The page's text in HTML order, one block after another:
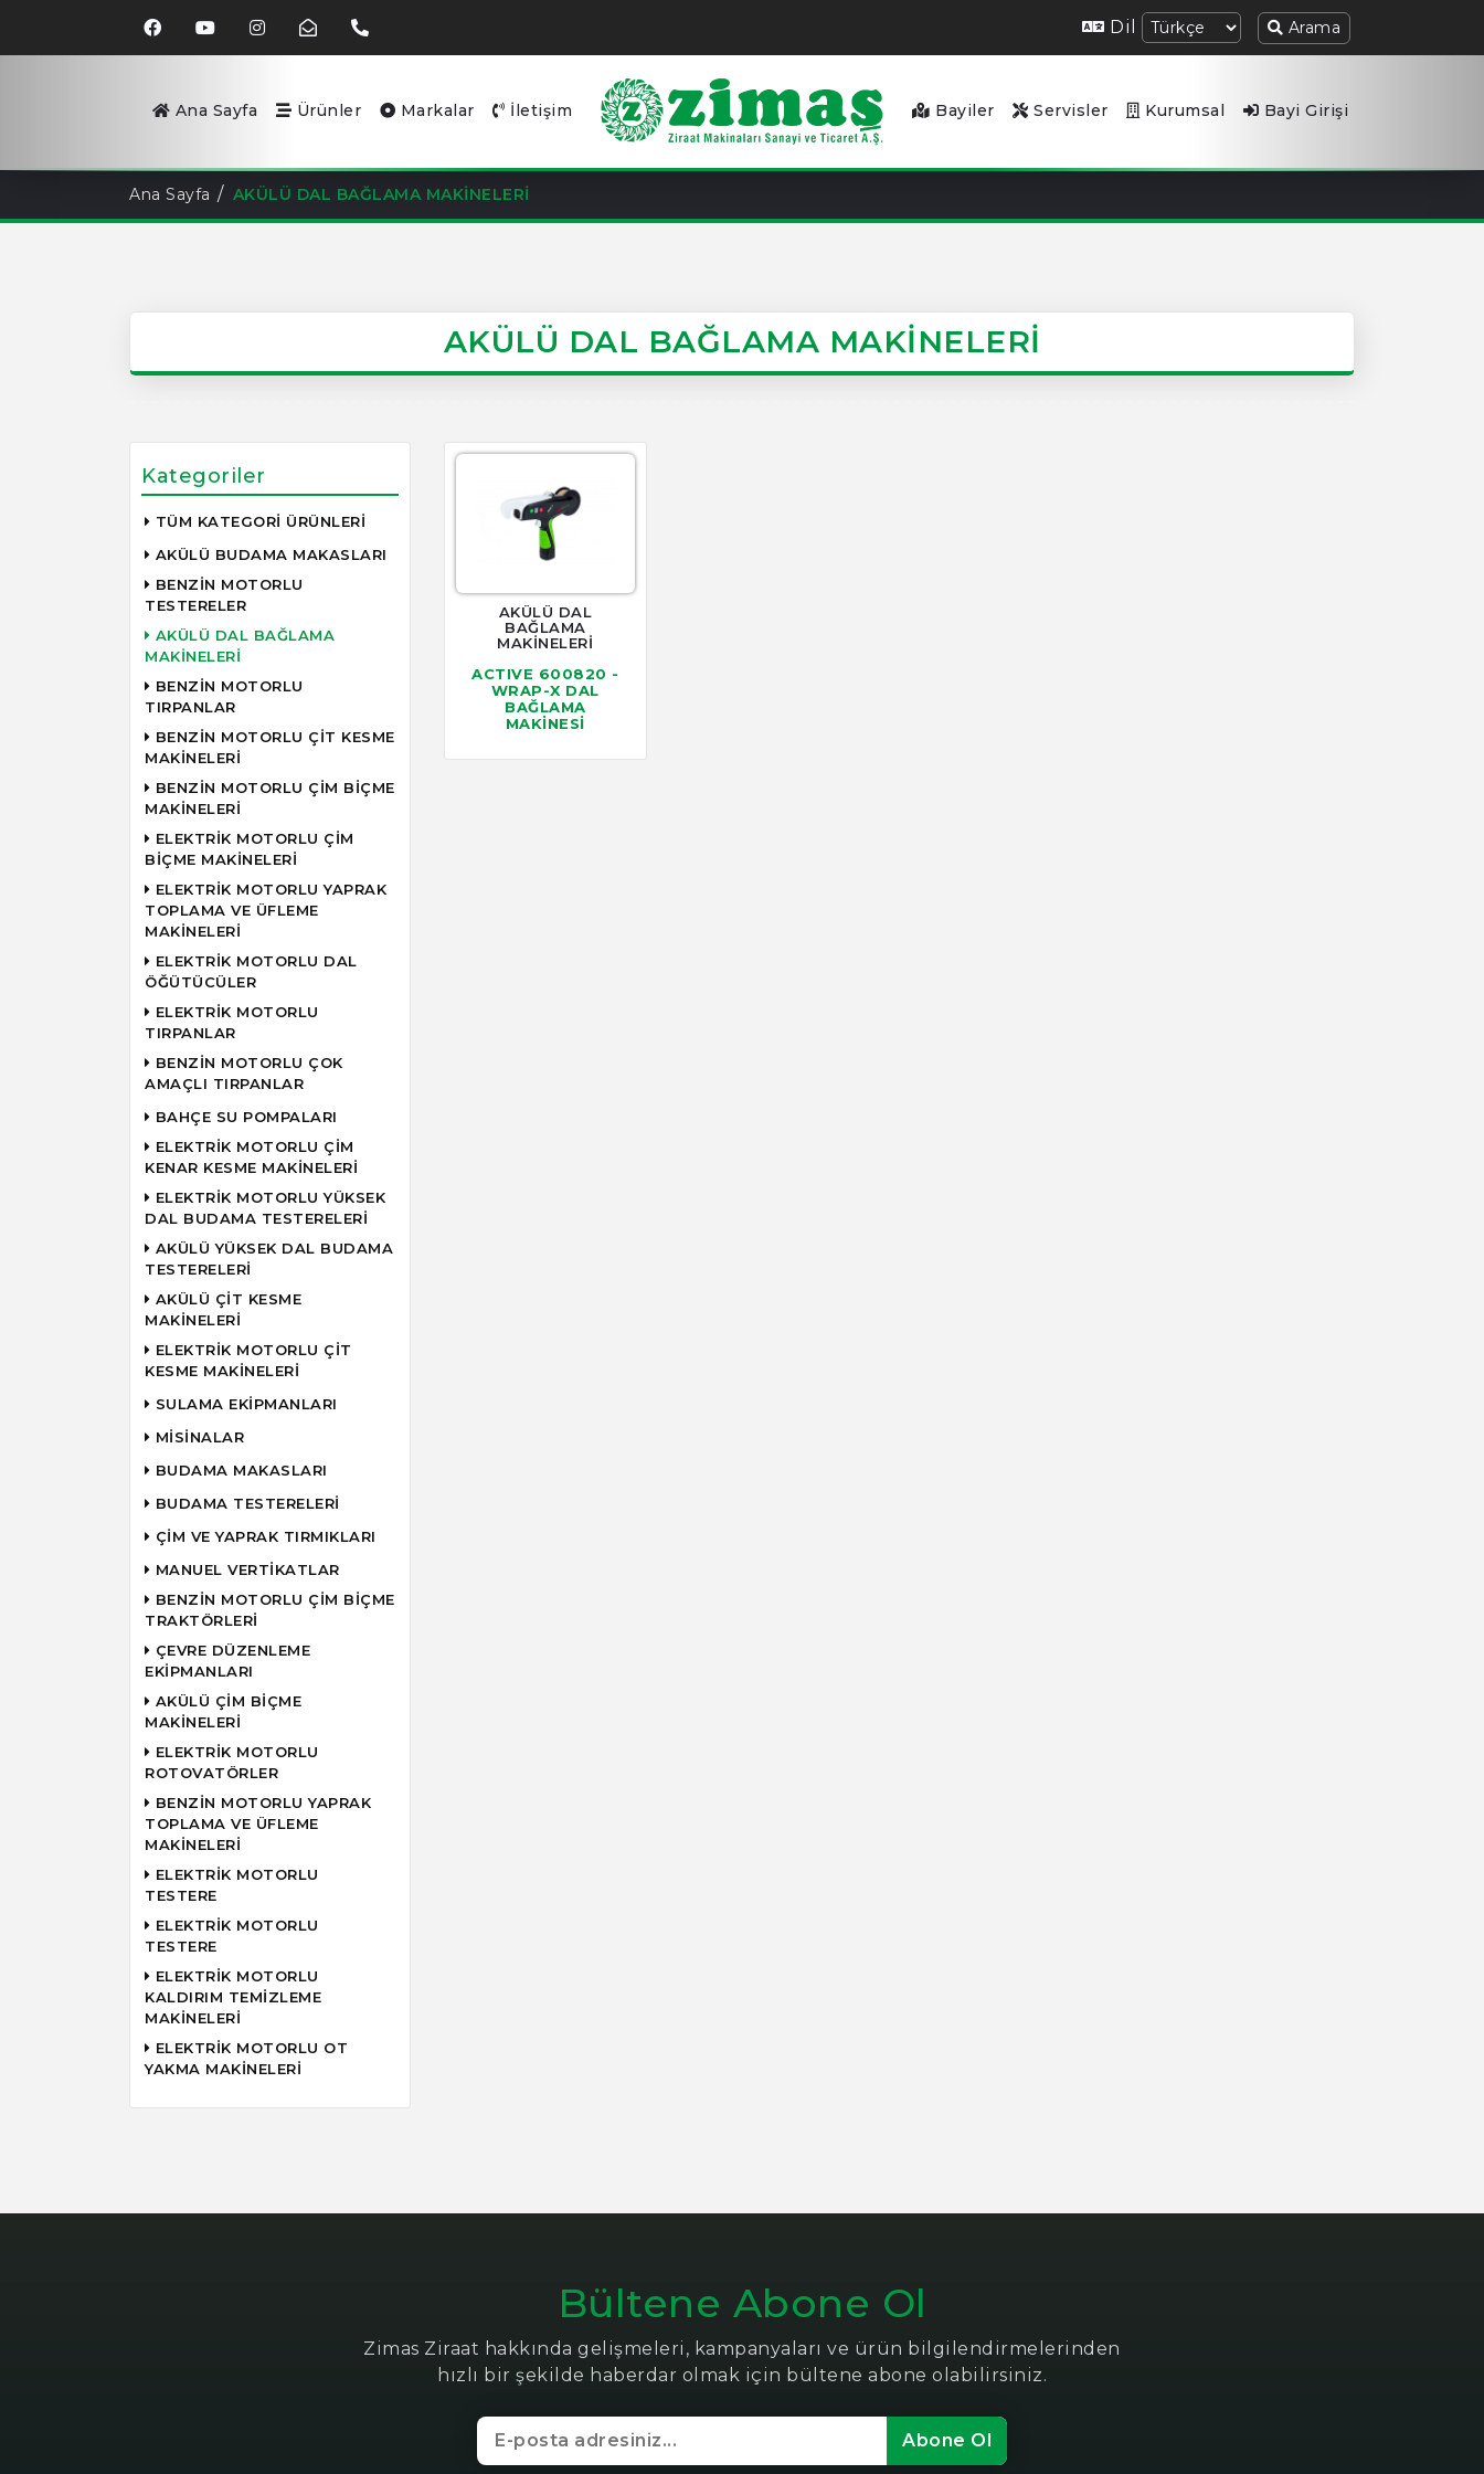
Dil Arama
Ana Sayfa Ürünler Markalar İletişim Bayiler Servisler Kurumsal Bayi Girişi
Ana Sayfa AKÜLÜ DAL BAĞLAMA MAKİNELERİ
AKÜLÜ DAL BAĞLAMA MAKİNELERİ
Kategoriler
TÜM KATEGORİ ÜRÜNLERİ
AKÜLÜ BUDAMA MAKASLARI
BENZİN MOTORLU
TESTERELER
AKÜLÜ DAL BAĞLAMA
MAKİNELERİ
BENZİN MOTORLU
TIRPANLAR
BENZİN MOTORLU ÇİT KESME
MAKİNELERİ
BENZİN MOTORLU ÇİM BİÇME
MAKİNELERİ
ELEKTRİK MOTORLU ÇİM
BİÇME MAKİNELERİ
ELEKTRİK MOTORLU YAPRAK
TOPLAMA VE ÜFLEME
MAKİNELERİ
ELEKTRİK MOTORLU DAL
ÖĞÜTÜCÜLER
ELEKTRİK MOTORLU
TIRPANLAR
BENZİN MOTORLU ÇOK
AMAÇLI TIRPANLAR
BAHÇE SU POMPALARI
ELEKTRİK MOTORLU ÇİM
KENAR KESME MAKİNELERİ
ELEKTRİK MOTORLU YÜKSEK
DAL BUDAMA TESTERELERİ
AKÜLÜ YÜKSEK DAL BUDAMA
TESTERELERİ
AKÜLÜ ÇİT KESME
MAKİNELERİ
ELEKTRİK MOTORLU ÇİT
KESME MAKİNELERİ
SULAMA EKİPMANLARI
MİSİNALAR
BUDAMA MAKASLARI
BUDAMA TESTERELERİ
ÇİM VE YAPRAK TIRMIKLARI
MANUEL VERTİKATLAR
BENZİN MOTORLU ÇİM BİÇME
TRAKTÖRLERİ
ÇEVRE DÜZENLEME
EKİPMANLARI
AKÜLÜ ÇİM BİÇME
MAKİNELERİ
ELEKTRİK MOTORLU
ROTOVATÖRLER
BENZİN MOTORLU YAPRAK
TOPLAMA VE ÜFLEME
MAKİNELERİ
ELEKTRİK MOTORLU
TESTERE
ELEKTRİK MOTORLU
TESTERE
ELEKTRİK MOTORLU
KALDIRIM TEMİZLEME
MAKİNELERİ
ELEKTRİK MOTORLU OT
YAKMA MAKİNELERİ
AKÜLÜ DAL
BAĞLAMA
MAKİNELERİ
ACTIVE 600820 -
WRAP-X DAL
BAĞLAMA
MAKİNESİ
Bültene Abone Ol
Zimas Ziraat hakkında gelişmeleri, kampanyaları ve ürün bilgilendirmelerinden
hızlı bir şekilde haberdar olmak için bültene abone olabilirsiniz.
Abone Ol